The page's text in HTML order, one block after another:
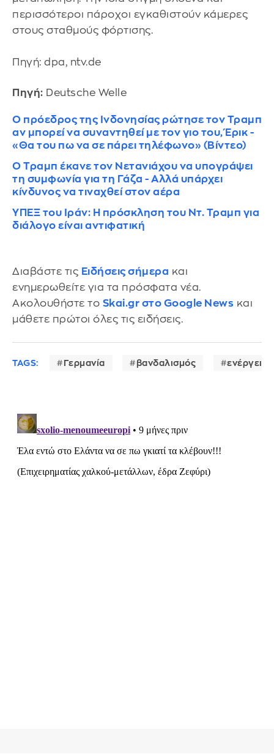
περισσότεροι πάροχοι εγκαθιστούν κάμερες
στους σταθμούς φόρτισης.
Πηγή: dpa, ntv.de
Πηγή: Deutsche Welle
Ο πρόεδρος της Ινδονησίας ρώτησε τον Τραμπ
αν μπορεί να συναντηθεί με τον γιο του, Έρικ -
«Θα του πω να σε πάρει τηλέφωνο» (Βίντεο)
Ο Τραμπ έκανε τον Νετανιάχου να υπογράψει
τη συμφωνία για τη Γάζα - Αλλά υπάρχει
κίνδυνος να τιναχθεί στον αέρα
ΥΠΕΞ του Ιράν: Η πρόσκληση του Ντ. Τραμπ για
διάλογο είναι αντιφατική
Διαβάστε τις Ειδήσεις σήμερα και
ενημερωθείτε για τα πρόσφατα νέα.
Ακολουθήστε το Skai.gr στο Google News και
μάθετε πρώτοι όλες τις ειδήσεις.
TAGS: Γερμανία βανδαλισμός ενέργεια